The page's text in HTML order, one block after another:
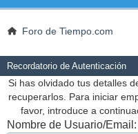
Foro de Tiempo.com
Recordatorio de Autenticación
Si has olvidado tus detalles
recuperarlos. Para iniciar
favor, introduce a
Nombre de Usuario/Email: